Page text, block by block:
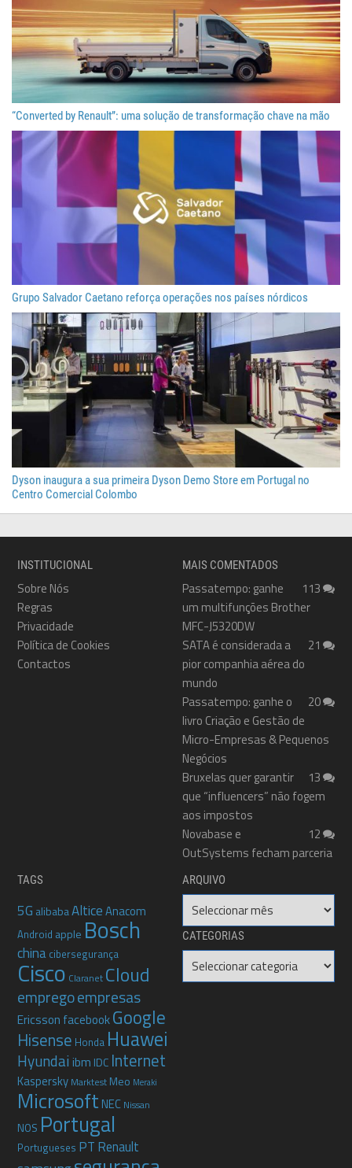
“Converted by Renault”: uma solução de transformação chave na mão
Grupo Salvador Caetano reforça operações nos países nórdicos
Dyson inaugura a sua primeira Dyson Demo Store em Portugal no
Centro Comercial Colombo
INSTITUCIONAL
Sobre Nós
Regras
Privacidade
Política de Cookies
Contactos
MAIS COMENTADOS
113
Passatempo: ganhe
um multifunções Brother
MFC-J5320DW
21
SATA é considerada a
pior companhia aérea do
mundo
20
Passatempo: ganhe o
livro Criação e Gestão de
Micro-Empresas & Pequenos
Negócios
13
Bruxelas quer garantir
que “influencers” não fogem
aos impostos
12
Novabase e
OutSystems fecham parceria
TAGS
5G alibabaAlticeAnacom
Android apple Bosch
china cibersegurança
Cisco Claranet Cloud
empregoempresas
Ericsson facebookGoogle
Hisense Honda Huawei
Hyundai ibm IDC Internet
Kaspersky Marktest Meo Meraki
MicrosoftNEC Nissan
NOS Portugal
Portugueses PT Renault
ARQUIVO
Arquivo
CATEGORIAS
Categorias